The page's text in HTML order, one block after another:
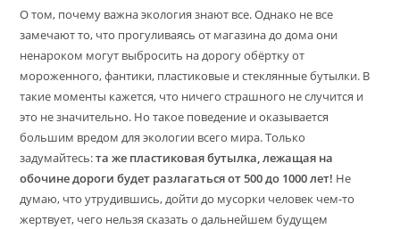
О том, почему важна экология знают все. Однако не все
замечают то, что прогуливаясь от магазина до дома они
ненароком могут выбросить на дорогу обёртку от
мороженного, фантики, пластиковые и стеклянные бутылки. В
такие моменты кажется, что ничего страшного не случится и
это не значительно. Но такое поведение и оказывается
большим вредом для экологии всего мира. Только
задумайтесь:та же пластиковая бутылка, лежащая на
обочине дороги будет разлагаться от 500 до 1000 лет! Не
думаю, что утрудившись, дойти до мусорки человек чем-то
жертвует, чего нельзя сказать о дальнейшем будущем